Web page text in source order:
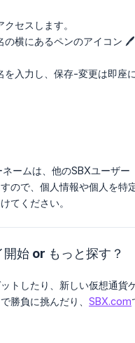
セスします。
の横にあるペンのアイコン
入力し、保存-変更は即座
ームは、他のSBXユーザー
ので、個人情報や個人を特
てください。
始 or もっと探す？
トしたり、新しい仮想通貨
勝負に挑んだり、 SBX.com